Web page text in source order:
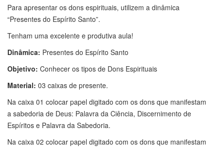
Para apresentar os dons espirituais, utilizem a dinâmica
“Presentes do Espírito Santo”.
Tenham uma excelente e produtiva aula!
Dinâmica: Presentes do Espírito Santo
Objetivo: Conhecer os tipos de Dons Espirituais
Material: 03 caixas de presente.
Na caixa 01 colocar papel digitado com os dons que manifestam
a sabedoria de Deus: Palavra da Ciência, Discernimento de
Espíritos e Palavra da Sabedoria.
Na caixa 02 colocar papel digitado com os dons que manifestam